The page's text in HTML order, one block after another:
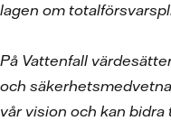
lagen om
På Vattenfall
och
vår vision och kan